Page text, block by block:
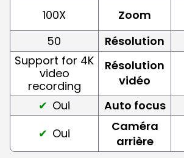
100X Zoom
50
Résolution
Support for 4K
video
recording
Résolution
vidéo
Oui Auto focus
Oui
Caméra
arrière